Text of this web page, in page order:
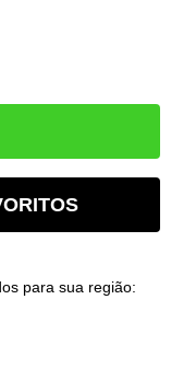
para sua região: